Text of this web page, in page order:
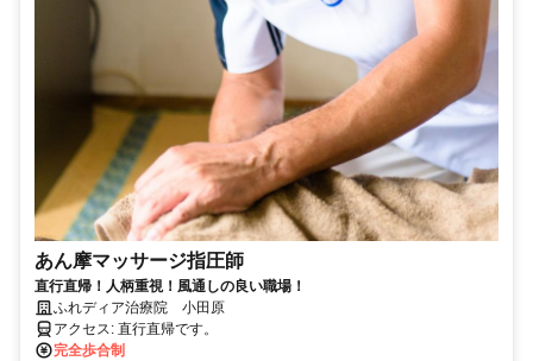
あん摩マッサージ指圧師
直行直帰！人柄重視！風通しの良い職場！
ふれディア治療院 小田原
アクセス: 直行直帰です。
完全歩合制